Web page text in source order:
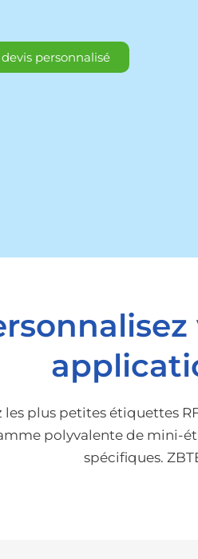
personnalisé
les plus petites étiquettes
polyvalente de mini-
spécifiques.